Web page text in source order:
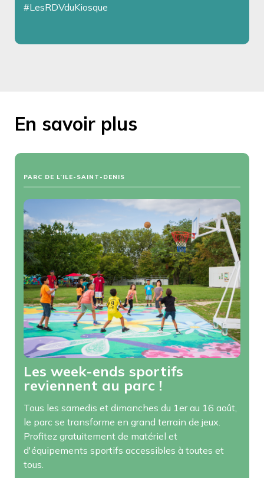
#LesRDVduKiosque
En savoir plus
PARC DE L’ILE-SAINT-DENIS
Les week-ends sportifs
reviennent au parc !
Tous les samedis et dimanches du 1er au 16 août,
le parc se transforme en grand terrain de jeux.
Profitez gratuitement de matériel et
d'équipements sportifs accessibles à toutes et
tous.